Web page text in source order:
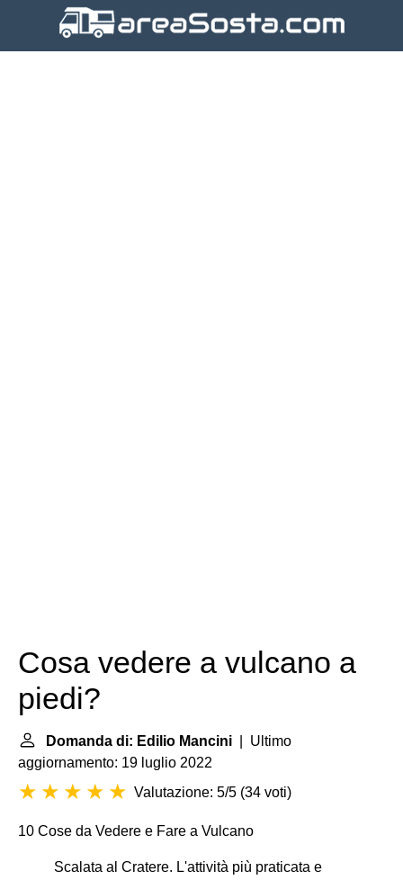
Cosa vedere a vulcano a
piedi?
Domanda di: Edilio Mancini | Ultimo
aggiornamento: 19 luglio 2022
Valutazione: 5/5 (34 voti)
10 Cose da Vedere e Fare a Vulcano
Scalata al Cratere. L'attività più praticata e